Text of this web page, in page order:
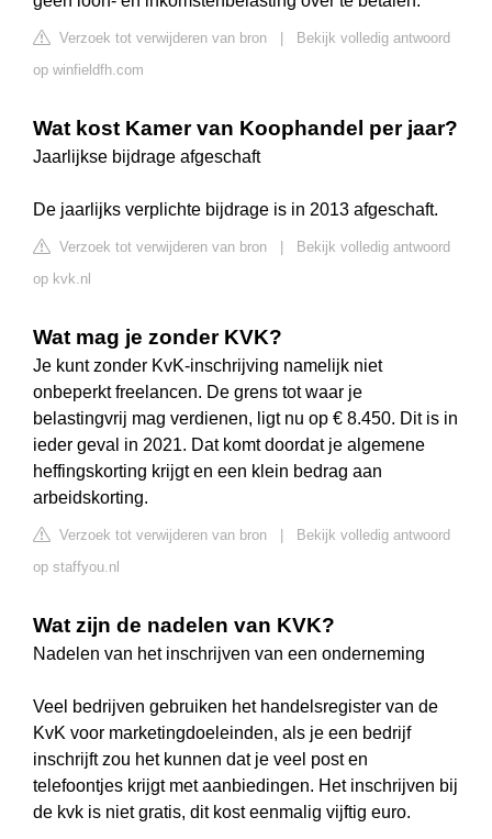
Verzoek tot verwijderen van bron | Bekijk volledig antwoord
op winfieldfh.com
Wat kost Kamer van Koophandel per jaar?
Jaarlijkse bijdrage afgeschaft
De jaarlijks verplichte bijdrage is in 2013 afgeschaft.
Verzoek tot verwijderen van bron | Bekijk volledig antwoord
op kvk.nl
Wat mag je zonder KVK?
Je kunt zonder KvK-inschrijving namelijk niet
onbeperkt freelancen. De grens tot waar je
belastingvrij mag verdienen, ligt nu op € 8.450. Dit is in
ieder geval in 2021. Dat komt doordat je algemene
heffingskorting krijgt en een klein bedrag aan
arbeidskorting.
Verzoek tot verwijderen van bron | Bekijk volledig antwoord
op staffyou.nl
Wat zijn de nadelen van KVK?
Nadelen van het inschrijven van een onderneming
Veel bedrijven gebruiken het handelsregister van de
KvK voor marketingdoeleinden, als je een bedrijf
inschrijft zou het kunnen dat je veel post en
telefoontjes krijgt met aanbiedingen. Het inschrijven bij
de kvk is niet gratis, dit kost eenmalig vijftig euro.